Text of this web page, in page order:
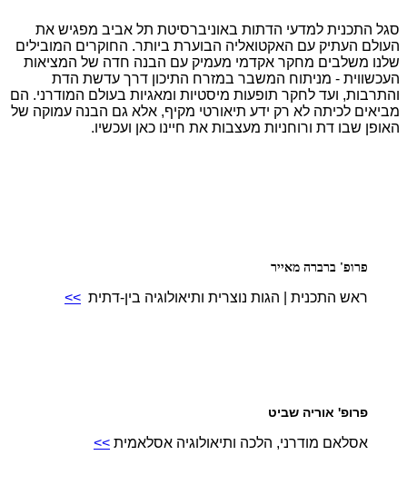
סגל התכנית למדעי הדתות באוניברסיטת תל אביב מפגיש את
העולם העתיק עם האקטואליה הבוערת ביותר. החוקרים המובילים
שלנו משלבים מחקר אקדמי מעמיק עם הבנה חדה של המציאות
העכשווית - מניתוח המשבר במזרח התיכון דרך עדשת הדת
והתרבות, ועד לחקר תופעות מיסטיות ומאגיות בעולם המודרני. הם
מביאים לכיתה לא רק ידע תיאורטי מקיף, אלא גם הבנה עמוקה של
האופן שבו דת ורוחניות מעצבות את חיינו כאן ועכשיו.
פרופ' ברברה מאייר
ראש התכנית | הגות נוצרית ותיאולוגיה בין-דתית >>
פרופ' אוריה שביט
אסלאם מודרני, הלכה ותיאולוגיה אסלאמית >>